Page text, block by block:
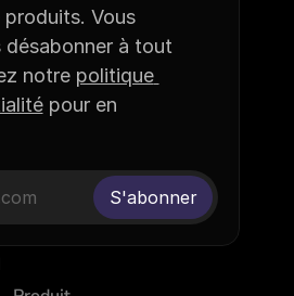
produits. Vous
désabonner à tout
notre politique
pour en